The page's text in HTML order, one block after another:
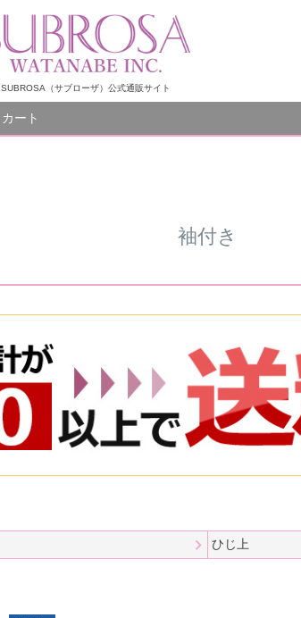
SUBROSA（サブローザ）公式通販サイト
カート
袖付き
ひじ上